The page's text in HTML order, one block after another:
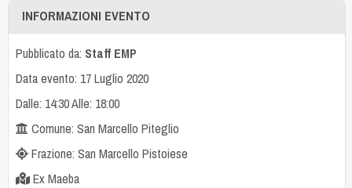
INFORMAZIONI EVENTO
Pubblicato da: Staff EMP
Data evento: 17 Luglio 2020
Dalle: 14:30 Alle: 18:00
Comune: San Marcello Piteglio
Frazione: San Marcello Pistoiese
Ex Maeba